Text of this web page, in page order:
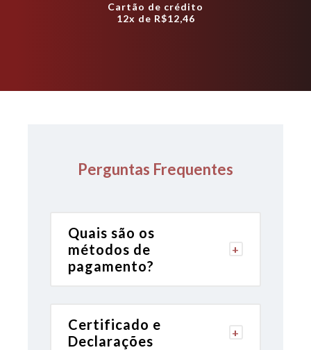
Cartão de crédito
12x de R$12,46
Perguntas Frequentes
Quais são os
métodos de
pagamento?
Certificado e
Declarações